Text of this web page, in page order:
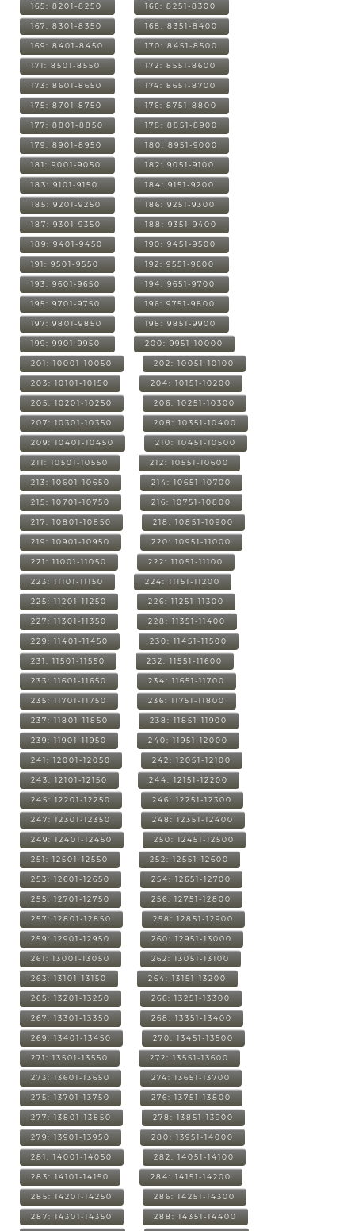
165: 8201-8250 166: 8251-8300
167: 8301-8350 168: 8351-8400
169: 8401-8450 170: 8451-8500
171: 8501-8550 172: 8551-8600
173: 8601-8650 174: 8651-8700
175: 8701-8750 176: 8751-8800
177: 8801-8850 178: 8851-8900
179: 8901-8950 180: 8951-9000
181: 9001-9050 182: 9051-9100
183: 9101-9150 184: 9151-9200
185: 9201-9250 186: 9251-9300
187: 9301-9350 188: 9351-9400
189: 9401-9450 190: 9451-9500
191: 9501-9550 192: 9551-9600
193: 9601-9650 194: 9651-9700
195: 9701-9750 196: 9751-9800
197: 9801-9850 198: 9851-9900
199: 9901-9950 200: 9951-10000
201: 10001-10050 202: 10051-10100
203: 10101-10150 204: 10151-10200
205: 10201-10250 206: 10251-10300
207: 10301-10350 208: 10351-10400
209: 10401-10450 210: 10451-10500
211: 10501-10550 212: 10551-10600
213: 10601-10650 214: 10651-10700
215: 10701-10750 216: 10751-10800
217: 10801-10850 218: 10851-10900
219: 10901-10950 220: 10951-11000
221: 11001-11050 222: 11051-11100
223: 11101-11150 224: 11151-11200
225: 11201-11250 226: 11251-11300
227: 11301-11350 228: 11351-11400
229: 11401-11450 230: 11451-11500
231: 11501-11550 232: 11551-11600
233: 11601-11650 234: 11651-11700
235: 11701-11750 236: 11751-11800
237: 11801-11850 238: 11851-11900
239: 11901-11950 240: 11951-12000
241: 12001-12050 242: 12051-12100
243: 12101-12150 244: 12151-12200
245: 12201-12250 246: 12251-12300
247: 12301-12350 248: 12351-12400
249: 12401-12450 250: 12451-12500
251: 12501-12550 252: 12551-12600
253: 12601-12650 254: 12651-12700
255: 12701-12750 256: 12751-12800
257: 12801-12850 258: 12851-12900
259: 12901-12950 260: 12951-13000
261: 13001-13050 262: 13051-13100
263: 13101-13150 264: 13151-13200
265: 13201-13250 266: 13251-13300
267: 13301-13350 268: 13351-13400
269: 13401-13450 270: 13451-13500
271: 13501-13550 272: 13551-13600
273: 13601-13650 274: 13651-13700
275: 13701-13750 276: 13751-13800
277: 13801-13850 278: 13851-13900
279: 13901-13950 280: 13951-14000
281: 14001-14050 282: 14051-14100
283: 14101-14150 284: 14151-14200
285: 14201-14250 286: 14251-14300
287: 14301-14350 288: 14351-14400